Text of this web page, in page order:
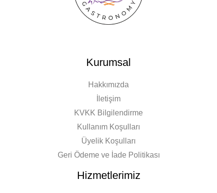
Kurumsal
Hakkımızda
İletişim
KVKK Bilgilendirme
Kullanım Koşulları
Üyelik Koşulları
Geri Ödeme ve İade Politikası
Hizmetlerimiz